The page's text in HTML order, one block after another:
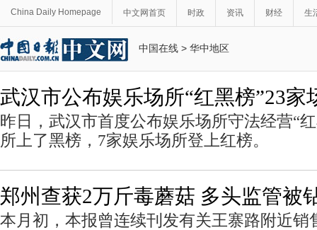
China Daily Homepage 中文网首页 时政 资讯 财经 生
中国在线 > 华中地区
武汉市公布娱乐场所“红黑榜”23家
昨日，武汉市首度公布娱乐场所守法经营“
所上了黑榜，7家娱乐场所登上红榜。
郑州查获2万斤毒蘑菇 多头监管被
本月初，本报曾连续刊发有关王寨路附近销